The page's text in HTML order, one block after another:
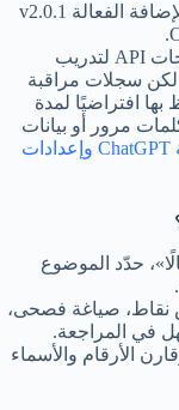
مخطط أصلي لمسار الرسالة وفق مراجعة الإضافة الفعالة v2.0.1
وفق توثيق OpenAI، لا تُستخدم مدخلات ومخرجات API لتدريب
لكن سجلات مراقبة
افتراضيًا لمدة
كلمات مرور أو بيانات
دليل خصوصية ChatGPT وإعدادات
حدّد الموضوع
صياغة فصحى،
في المراجعة.
الأرقام والأسماء